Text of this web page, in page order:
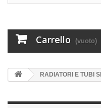
Carrello (vuoto)
RADIATORI E TUBI